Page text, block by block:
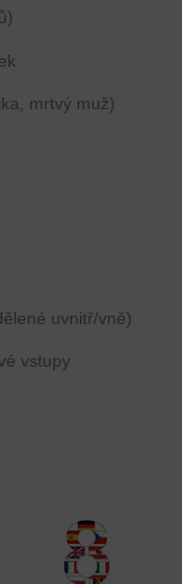
mrtvý muž)
uvnitř/vně)
vstupy